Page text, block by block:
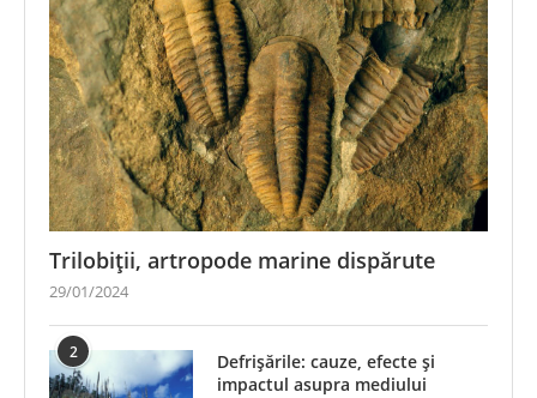
Trilobiții, artropode marine dispărute
29/01/2024
2
Defrișările: cauze, efecte și
impactul asupra mediului